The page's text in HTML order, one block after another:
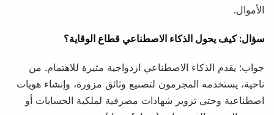
الأموال.
سؤال: كيف يحول الذكاء الاصطناعي قطاع الوقاية؟
جواب: يقدم الذكاء الاصطناعي ازدواجية مثيرة للاهتمام. من
ناحية، يستخدمه المجرمون لتصنيع وثائق مزورة، وإنشاء هويات
اصطناعية وحتى تزوير شهادات مصرفية لملكية الحسابات أو